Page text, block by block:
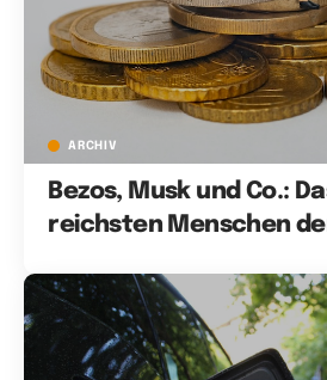
ARCHIV
Bezos, Musk und Co.:
reichsten Menschen